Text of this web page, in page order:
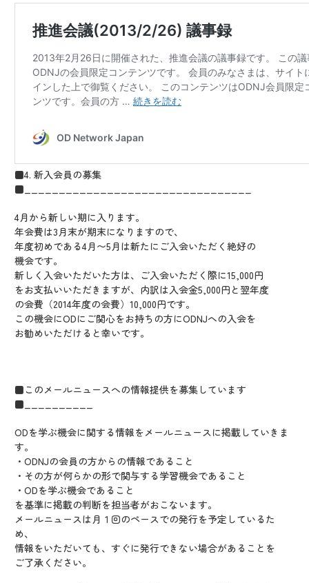
■4. 新入会員の募集
■_________________________________
4月から新しい期に入ります。
年会費は3月末が期末になりますので、
年度初めである4月〜5月は新たにご入会いただく絶好の
機会です。
新しく入会いただいた方は、ご入会いただく際に15,000円
をお支払いいただきますが、内訳は入会金5,000円と翌年度
の会費（2014年度の会費）10,000円です。
この機会にODにご関心をお持ちの方にODNJへの入会を
お勧めいただけると幸いです。
■このメールニュースへの情報提供を募集しています
■__________
ODを学ぶ機会に関する情報をメールニュースに掲載していきま
す。
・ODNJの会員の方からの情報であること
・その方が何らかの形で関与する学習機会であること
・ODを学ぶ機会であること
を基準に掲載の判断を担当者がおこないます。
メールニュースは月１回のペースでの発行を予定しているた
め、
情報をいただいても、すぐに発行できない場合があることを
ご了承ください。